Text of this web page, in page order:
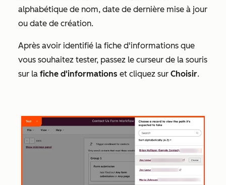
alphabétique de nom, date de dernière mise à jour
ou date de création.
Après avoir identifié la fiche d'informations que
vous souhaitez tester, passez le curseur de la souris
sur la fiche d'informations et cliquez sur Choisir.